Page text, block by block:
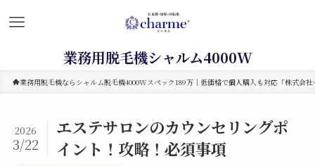
業務用脱毛機シャルム4000W
業務用脱毛機ならシャルム脱毛機4000Wスペック189万｜低価格で個人購入も対応「株式会
エステサロンのカウンセリングポ
イント！攻略！必須事項
2026
3/22